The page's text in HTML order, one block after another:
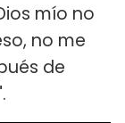
mío no
no me
de